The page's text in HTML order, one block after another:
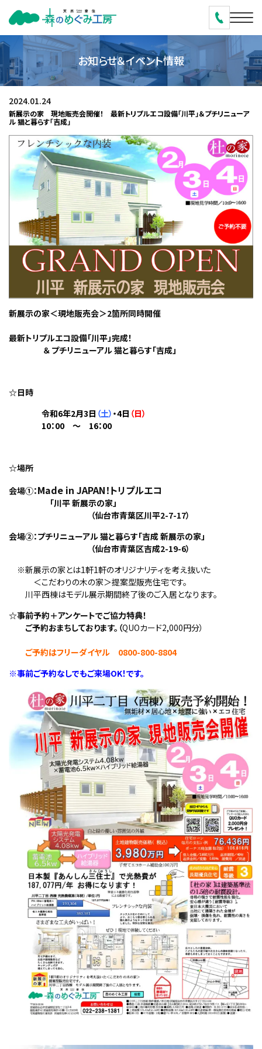
お知らせ＆イベント情報
2024.01.24
新展示の家 現地販売会開催！ 最新トリプルエコ設備「川平」＆プチリニューア
ル 猫と暮らす「吉成」
新展示の家＜現地販売会＞2箇所同時開催
最新トリプルエコ設備「川平」完成！
＆ プチリニューアル 猫と暮らす「吉成」
☆日時
令和6年2月3日 （土） ・4日 （日）
10：00 ～ 16：00
☆場所
会場①：Made in JAPAN！トリプルエコ
「川平 新展示の家」
（仙台市青葉区川平2-7-17）
会場②：プチリニューアル 猫と暮らす「吉成 新展示の家」
（仙台市青葉区吉成2-19-6）
※新展示の家とは1軒1軒のオリジナリティを考え抜いた
＜こだわりの木の家＞提案型販売住宅です。
川平西棟はモデル展示期間終了後のご入居となります。
☆事前予約＋アンケートでご協力特典！
ご予約おまちしております。（QUOカード2,000円分）
ご予約はフリーダイヤル 0800-800-8804
※事前ご予約なしでもご来場OK！です。